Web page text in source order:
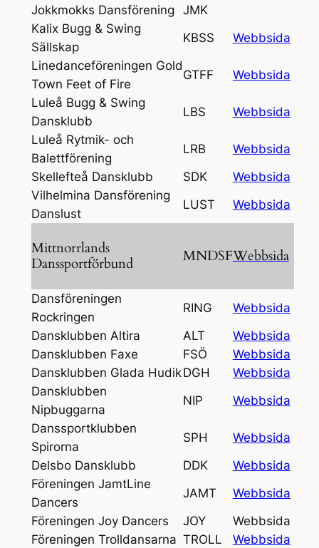
Jokkmokks Dansförening
JMK
Kalix Bugg & Swing
Sällskap
KBSS
Webbsida
Linedanceföreningen Gold
Town Feet of Fire
GTFF
Webbsida
Luleå Bugg & Swing
Dansklubb
LBS
Webbsida
Luleå Rytmik- och
Balettförening
LRB
Webbsida
Skellefteå Dansklubb
SDK
Webbsida
Vilhelmina Dansförening
Danslust
LUST Webbsida
Mittnorrlands
Danssportförbund
MNDSFWebbsida
Dansföreningen
Rockringen
RING
Webbsida
Dansklubben Altira
ALT
Webbsida
Dansklubben Faxe
FSÖ
Webbsida
Dansklubben Glada HudikDGH
Webbsida
Dansklubben
Nipbuggarna
NIP
Webbsida
Danssportklubben
Spirorna
SPH
Webbsida
Delsbo Dansklubb
DDK
Webbsida
Föreningen JamtLine
Dancers
JAMT
Webbsida
Föreningen Joy Dancers
JOY
Webbsida
Föreningen Trolldansarna TROLL
Webbsida